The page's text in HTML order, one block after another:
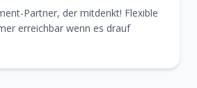
Partner, der mitdenkt! Flexible
erreichbar wenn es drauf